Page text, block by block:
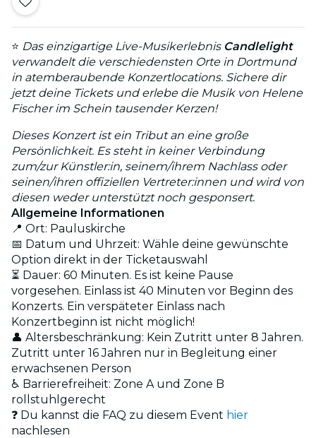
⭐ Das einzigartige Live-Musikerlebnis Candlelight
verwandelt die verschiedensten Orte in Dortmund
in atemberaubende Konzertlocations. Sichere dir
jetzt deine Tickets und erlebe die Musik von Helene
Fischer im Schein tausender Kerzen!
Dieses Konzert ist ein Tribut an eine große
Persönlichkeit. Es steht in keiner Verbindung
zum/zur Künstler:in, seinem/ihrem Nachlass oder
seinen/ihren offiziellen Vertreter:innen und wird von
diesen weder unterstützt noch gesponsert.
Allgemeine Informationen
📍 Ort: Pauluskirche
📅 Datum und Uhrzeit: Wähle deine gewünschte
Option direkt in der Ticketauswahl
⏳ Dauer: 60 Minuten. Es ist keine Pause
vorgesehen. Einlass ist 40 Minuten vor Beginn des
Konzerts. Ein verspäteter Einlass nach
Konzertbeginn ist nicht möglich!
👤 Altersbeschränkung: Kein Zutritt unter 8 Jahren.
Zutritt unter 16 Jahren nur in Begleitung einer
erwachsenen Person
♿ Barrierefreiheit: Zone A und Zone B
rollstuhlgerecht
❓ Du kannst die FAQ zu diesem Event hier
nachlesen